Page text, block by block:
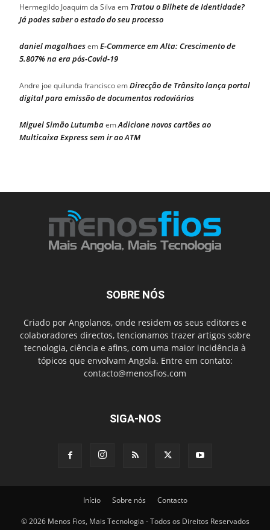
Hermegildo Joaquim da Silva em Tratou o Bilhete de Identidade?
Já podes saber o estado do seu processo
daniel magalhaesemE-Commerce em Alta: Crescimento de
5.807% na era pós-Covid-19
Andre joe quilunda franciscoemDirecção de Trânsito lança portal
digital para emissão de documentos rodoviários
Miguel Simão LutumbaemAdicione novos cartões ao
Multicaixa Express sem ir ao ATM
SOBRE NÓS
Criado por Angolanos, onde residem os seus editores e
colaboradores directos, tencionamos trazer artigos sobre
tecnologia, ciência e afins, com uma maior incidência à
tópicos que envolvam Angola. Entre em contato:
contacto@menosfios.com
SIGA-NOS
Início Sobre nós Contacto
© 2026 Menos Fios, Mais Tecnologia - Todos os Direitos Reservados